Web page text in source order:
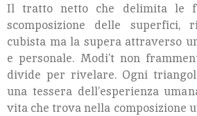
Il tratto netto che delimita le
scomposizione delle superfici,
cubista ma la supera attraverso
e personale. Modi’t non
divide per rivelare. Ogni
una tessera dell’esperienza
vita che trova nella composizione